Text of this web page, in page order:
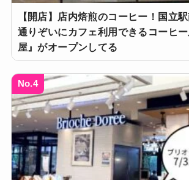
【開店】店内焙煎のコーヒー！国立
通りぞいにカフェ利用できるコーヒ
屋』がオープンしてる
No.4